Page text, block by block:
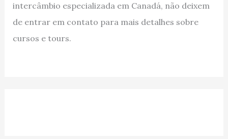
intercâmbio especializada em Canadá, não deixem
de entrar em contato para mais detalhes sobre
cursos e tours.